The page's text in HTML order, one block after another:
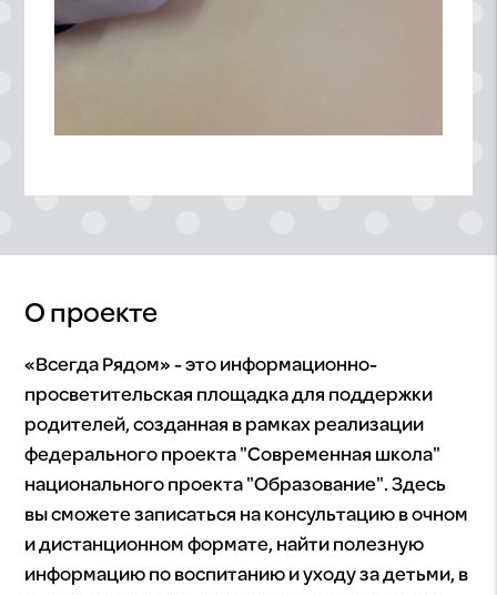
О проекте
«Всегда Рядом» - это информационно-
просветительская площадка для поддержки
родителей, созданная в рамках реализации
федерального проекта "Современная школа"
национального проекта "Образование". Здесь
вы сможете записаться на консультацию в очном
и дистанционном формате, найти полезную
информацию по воспитанию и уходу за детьми, в